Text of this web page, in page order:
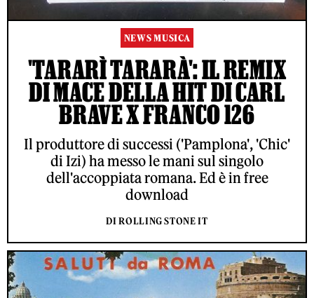
NEWS MUSICA
'TARARÌ TARARÀ': IL REMIX
DI MACE DELLA HIT DI CARL
BRAVE X FRANCO 126
Il produttore di successi ('Pamplona', 'Chic'
di Izi) ha messo le mani sul singolo
dell'accoppiata romana. Ed è in free
download
DI ROLLING STONE IT